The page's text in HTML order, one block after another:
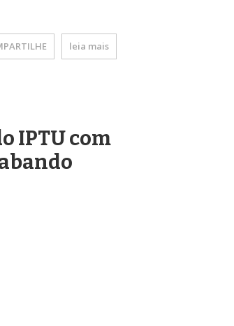
leia mais
IPTU com